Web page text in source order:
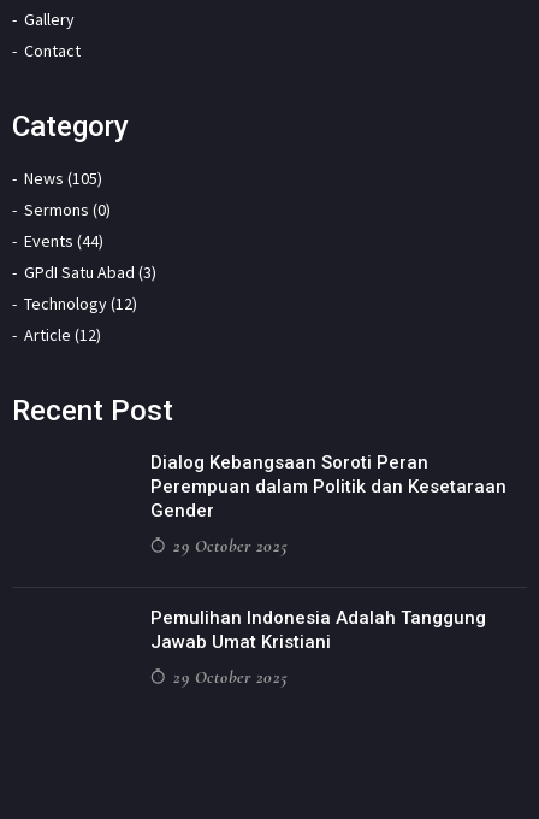
Gallery
Contact
Category
News (105)
Sermons (0)
Events (44)
GPdI Satu Abad (3)
Technology (12)
Article (12)
Recent Post
Dialog Kebangsaan Soroti Peran
Perempuan dalam Politik dan Kesetaraan
Gender
29 October 2025
Pemulihan Indonesia Adalah Tanggung
Jawab Umat Kristiani
29 October 2025